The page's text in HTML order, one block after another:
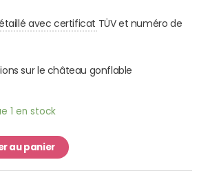
avec certificat TÜV et numéro de
sur le château gonflable
1 en stock
au panier